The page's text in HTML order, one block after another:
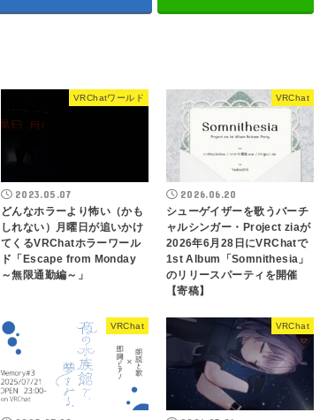
VRChatワールド
2023.05.07
どんなホラーより怖い（かも
しれない）月曜日が追いかけ
てくるVRChatホラーワール
ド「Escape from Monday
～無限通勤編～」
VRChat
2026.06.20
シューゲイザーを歌うバーチ
ャルシンガー・Project ziaが
2026年6月28日にVRChatで
1st Album「Somnithesia」
のリリースパーティを開催
【寄稿】
VRChat VRChat